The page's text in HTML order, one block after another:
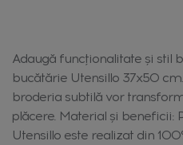
Adaugă funcționalitate și stil
bucătărie Utensillo 37x50
broderia subtilă vor
plăcere. Material și beneficii:
Utensillo este realizat din